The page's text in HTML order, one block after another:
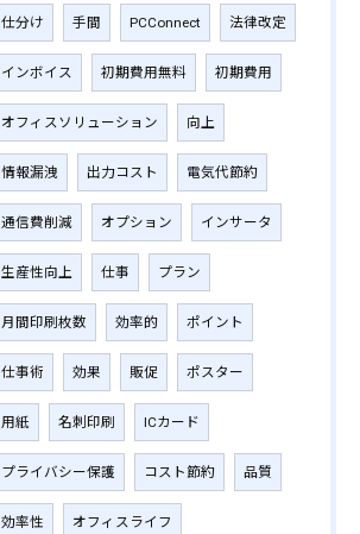
仕分け 手間 PCConnect 法律改定
インボイス 初期費用無料 初期費用
オフィスソリューション 向上
情報漏洩 出力コスト 電気代節約
通信費削減 オプション インサータ
生産性向上 仕事 プラン
月間印刷枚数 効率的 ポイント
仕事術 効果 販促 ポスター
用紙 名刺印刷 ICカード
プライバシー保護 コスト節約 品質
効率性 オフィスライフ